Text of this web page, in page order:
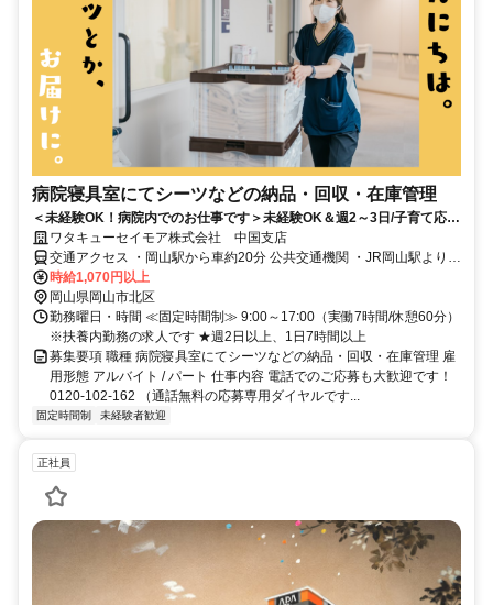
病院寝具室にてシーツなどの納品・回収・在庫管理
＜未経験OK！病院内でのお仕事です＞未経験OK＆週2～3日/子育て応援
求人/マイカー通勤可♪
ワタキューセイモア株式会社 中国支店
交通アクセス ・岡山駅から車約20分 公共交通機関 ・JR岡山駅よりバ
ス約20分 「日赤病院入口」または、「日赤病院（3H系統のみ）」下
車
時給1,070円以上
岡山県岡山市北区
勤務曜日・時間 ≪固定時間制≫ 9:00～17:00（実働7時間/休憩60分）
※扶養内勤務の求人です ★週2日以上、1日7時間以上
募集要項 職種 病院寝具室にてシーツなどの納品・回収・在庫管理 雇
用形態 アルバイト / パート 仕事内容 電話でのご応募も大歓迎です！
0120-102-162 （通話無料の応募専用ダイヤルです...
固定時間制 未経験者歓迎
正社員